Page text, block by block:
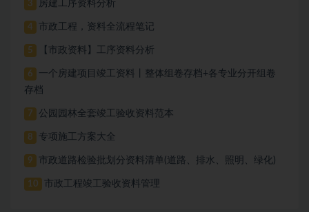
3 房建工序资料分析
4 市政工程，资料全流程笔记
5 【市政资料】工序资料分析
6
一个房建项目竣工资料丨整体组卷存档+各专业分开组卷
存档
7 公园园林全套竣工验收资料范本
8 专项施工方案大全
9 市政道路检验批划分资料清单(道路、排水、照明、绿化)
10 市政工程竣工验收资料管理